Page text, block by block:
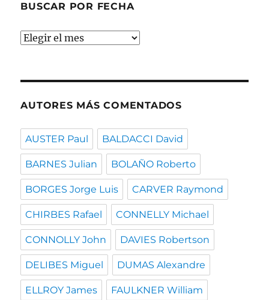
BUSCAR POR FECHA
Buscar
AUTORES MÁS COMENTADOS
AUSTER Paul BALDACCI David
BARNES Julian BOLAÑO Roberto
BORGES Jorge Luis CARVER Raymond
CHIRBES Rafael CONNELLY Michael
CONNOLLY John DAVIES Robertson
DELIBES Miguel DUMAS Alexandre
ELLROY James FAULKNER William